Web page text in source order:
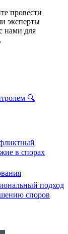
провести
эксперты
нами для
🔍
в спорах
подход
споров